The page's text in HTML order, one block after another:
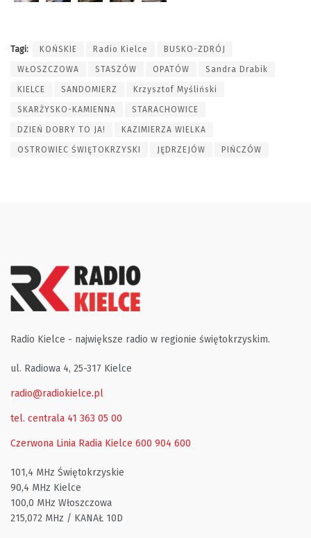
Tagi: KOŃSKIE Radio Kielce BUSKO-ZDRÓJ
WŁOSZCZOWA STASZÓW OPATÓW Sandra Drabik
KIELCE SANDOMIERZ Krzysztof Myśliński
SKARŻYSKO-KAMIENNA STARACHOWICE
DZIEŃ DOBRY TO JA! KAZIMIERZA WIELKA
OSTROWIEC ŚWIĘTOKRZYSKI JĘDRZEJÓW PIŃCZÓW
Radio Kielce - największe radio w regionie świętokrzyskim.
ul. Radiowa 4, 25-317 Kielce
radio@radiokielce.pl
tel. centrala 41 363 05 00
Czerwona Linia Radia Kielce 600 904 600
101,4 MHz Świętokrzyskie
90,4 MHz Kielce
100,0 MHz Włoszczowa
215,072 MHz / KANAŁ 10D